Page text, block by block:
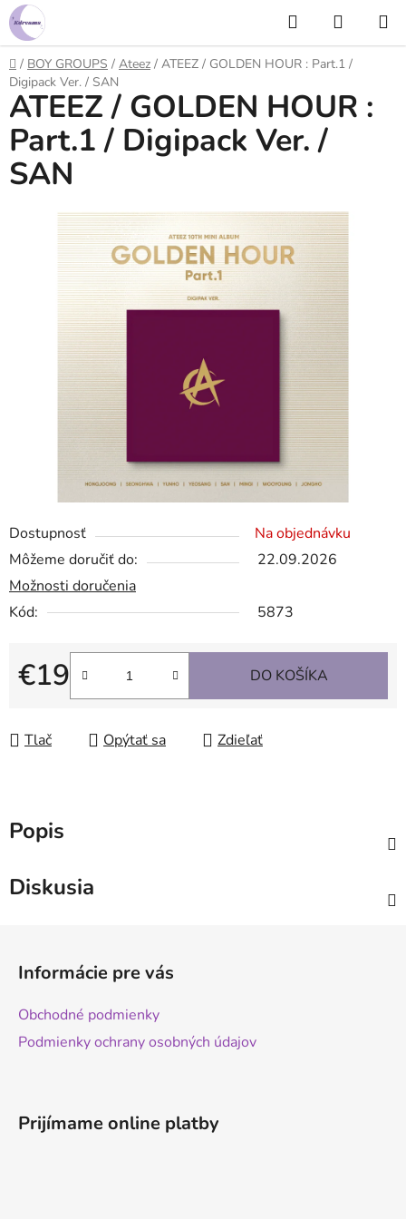
Prejsť
na
obsah
Hľadať
KOŠÍK
Domov
/ BOY GROUPS / Ateez / ATEEZ / GOLDEN HOUR : Part.1 /
Digipack Ver. / SAN
Dostupnosť
Na objednávku
Môžeme doručiť do:
22.09.2026
Možnosti doručenia
Kód:
5873
€19
Jednotková cena:
DO KOŠÍKA
Tlač Opýtať sa Zdieľať
ATEEZ / GOLDEN HOUR :
Part.1 / Digipack Ver. /
SAN
Popis
Diskusia
Informácie pre vás
Obchodné podmienky
Podmienky ochrany osobných údajov
Prijímame online platby